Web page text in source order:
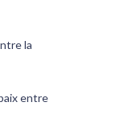
la
entre